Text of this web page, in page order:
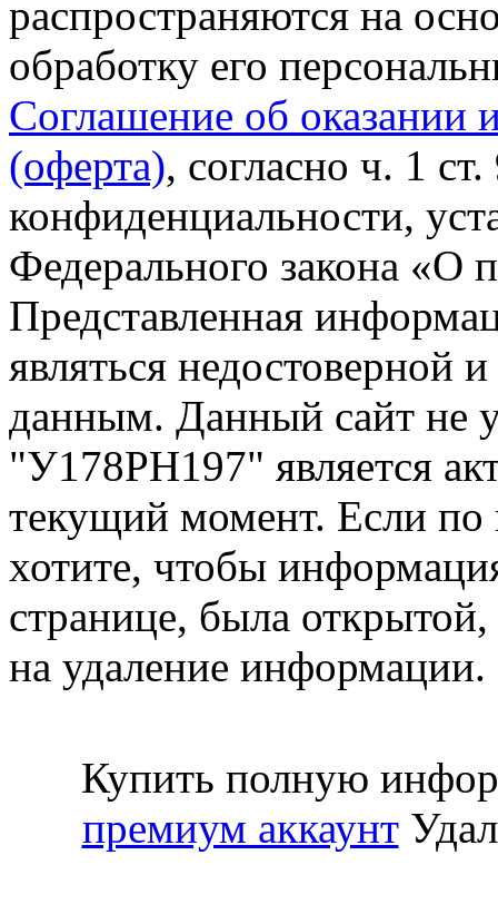
распространяются на
обработку его
Соглашение об оказании
(оферта), согласно ч. 1
конфиденциальности,
Федерального закона «О
Представленная
являться недостоверной
данным. Данный сайт не
"У178РН197" является
текущий момент. Если
хотите, чтобы
странице, была открытой,
на удаление информации.
Купить полную
премиум аккаунт